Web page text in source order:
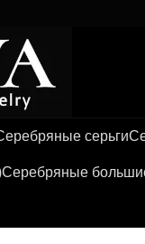
серьги
Серебряные